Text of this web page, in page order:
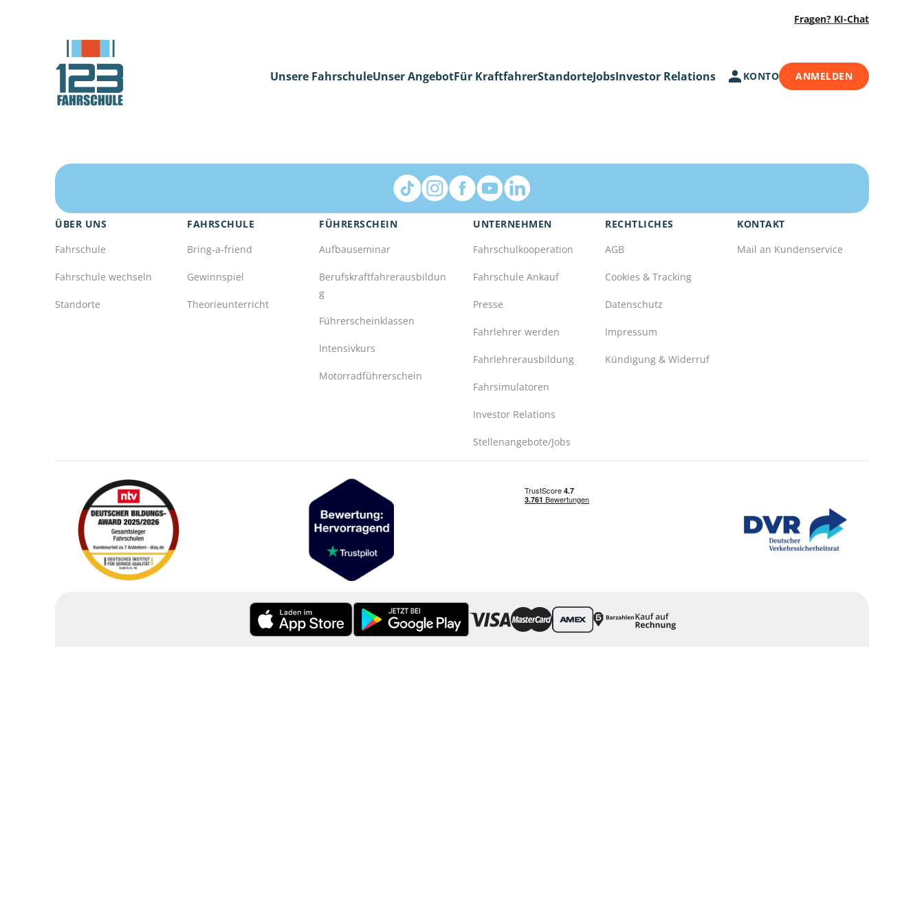
Fragen? KI-Chat
Unsere FahrschuleUnser AngebotFür KraftfahrerStandorteJobsInvestor Relations KONTO ANMELDEN
ÜBER UNS
Fahrschule
Fahrschule wechseln
Standorte
FAHRSCHULE
Bring-a-friend
Gewinnspiel
Theorieunterricht
FÜHRERSCHEIN
Aufbauseminar
Berufskraftfahrerausbildun
g
Führerscheinklassen
Intensivkurs
Motorradführerschein
UNTERNEHMEN
Fahrschulkooperation
Fahrschule Ankauf
Presse
Fahrlehrer werden
Fahrlehrerausbildung
Fahrsimulatoren
Investor Relations
Stellenangebote/Jobs
RECHTLICHES
AGB
Cookies & Tracking
Datenschutz
Impressum
Kündigung & Widerruf
KONTAKT
Mail an Kundenservice